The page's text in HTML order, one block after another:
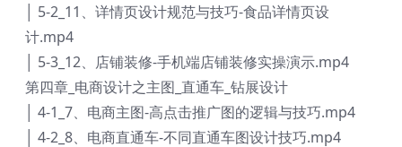
│ 5-2_11、详情页设计规范与技巧-食品详情页设
计.mp4
│ 5-3_12、店铺装修-手机端店铺装修实操演示.mp4
第四章_电商设计之主图_直通车_钻展设计
│ 4-1_7、电商主图-高点击推广图的逻辑与技巧.mp4
│ 4-2_8、电商直通车-不同直通车图设计技巧.mp4